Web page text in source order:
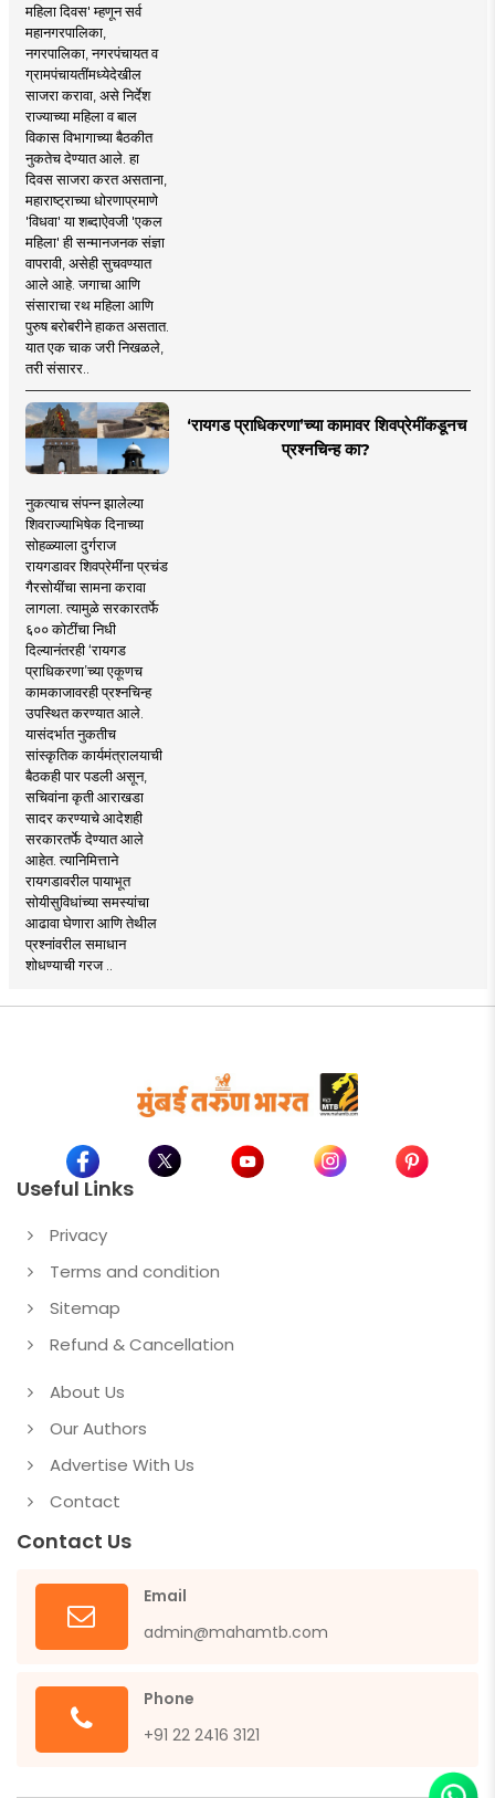
महिला दिवस' म्हणून सर्व
महानगरपालिका,
नगरपालिका, नगरपंचायत व
ग्रामपंचायतींमध्येदेखील
साजरा करावा, असे निर्देश
राज्याच्या महिला व बाल
विकास विभागाच्या बैठकीत
नुकतेच देण्यात आले. हा
दिवस साजरा करत असताना,
महाराष्ट्राच्या धोरणाप्रमाणे
'विधवा' या शब्दाऐवजी 'एकल
महिला' ही सन्मानजनक संज्ञा
वापरावी, असेही सुचवण्यात
आले आहे. जगाचा आणि
संसाराचा रथ महिला आणि
पुरुष बरोबरीने हाकत असतात.
यात एक चाक जरी निखळले,
तरी संसारर..
‘रायगड प्राधिकरणा’च्या कामावर शिवप्रेमींकडूनच
प्रश्नचिन्ह का?
नुकत्याच संपन्न झालेल्या
शिवराज्याभिषेक दिनाच्या
सोहळ्याला दुर्गराज
रायगडावर शिवप्रेमींना प्रचंड
गैरसोयींचा सामना करावा
लागला. त्यामुळे सरकारतर्फे
६०० कोटींचा निधी
दिल्यानंतरही ‘रायगड
प्राधिकरणा’च्या एकूणच
कामकाजावरही प्रश्नचिन्ह
उपस्थित करण्यात आले.
यासंदर्भात नुकतीच
सांस्कृतिक कार्यमंत्रालयाची
बैठकही पार पडली असून,
सचिवांना कृती आराखडा
सादर करण्याचे आदेशही
सरकारतर्फे देण्यात आले
आहेत. त्यानिमित्ताने
रायगडावरील पायाभूत
सोयीसुविधांच्या समस्यांचा
आढावा घेणारा आणि तेथील
प्रश्नांवरील समाधान
शोधण्याची गरज ..
Useful Links
Privacy
Terms and condition
Sitemap
Refund & Cancellation
About Us
Our Authors
Advertise With Us
Contact
Contact Us
Email
admin@mahamtb.com
Phone
+91 22 2416 3121